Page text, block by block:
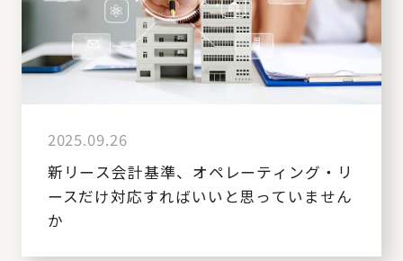
2025.09.26
新リース会計基準、オペレーティング・リ
ースだけ対応すればいいと思っていません
か